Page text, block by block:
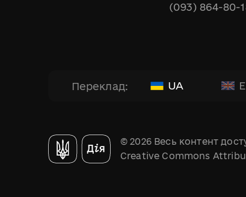
(093) 864-80-
Переклад: UA
© 2026 Весь контент
Creative Commons